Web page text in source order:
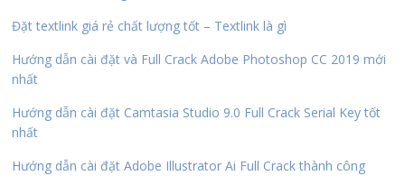
Đặt textlink giá rẻ chất lượng tốt – Textlink là gì
Hướng dẫn cài đặt và Full Crack Adobe Photoshop CC 2019 mới
nhất
Hướng dẫn cài đặt Camtasia Studio 9.0 Full Crack Serial Key tốt
nhất
Hướng dẫn cài đặt Adobe Illustrator Ai Full Crack thành công